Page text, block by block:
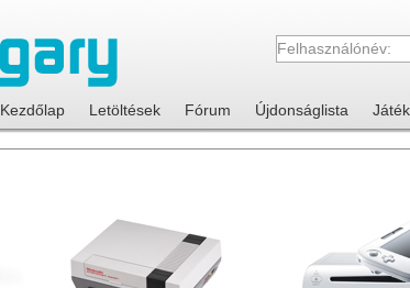
Kezdőlap Letöltések Fórum Újdonságlista